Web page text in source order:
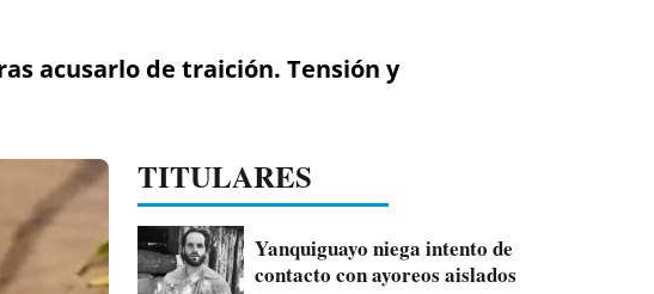
acusarlo de traición. Tensión y
TITULARES
Yanquiguayo niega intento de
contacto con ayoreos aislados